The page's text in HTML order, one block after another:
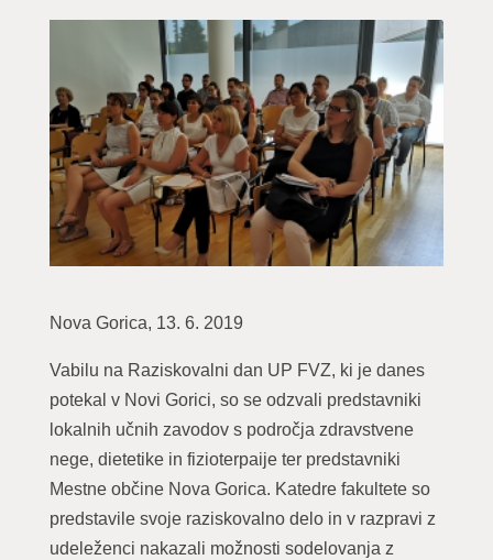
Nova Gorica, 13. 6. 2019
Vabilu na Raziskovalni dan UP FVZ, ki je danes
potekal v Novi Gorici, so se odzvali predstavniki
lokalnih učnih zavodov s področja zdravstvene
nege, dietetike in fizioterpaije ter predstavniki
Mestne občine Nova Gorica. Katedre fakultete so
predstavile svoje raziskovalno delo in v razpravi z
udeleženci nakazali možnosti sodelovanja z